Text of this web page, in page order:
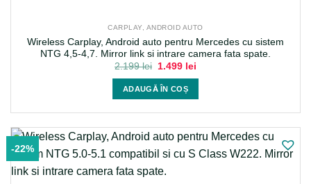
CARPLAY, ANDROID AUTO
Wireless Carplay, Android auto pentru Mercedes cu sistem
NTG 4,5-4,7. Mirror link si intrare camera fata spate.
2.199lei
Prețul
a
fost:
2.199 lei.
1.499 lei
ADAUGĂ ÎN COȘ
-22%